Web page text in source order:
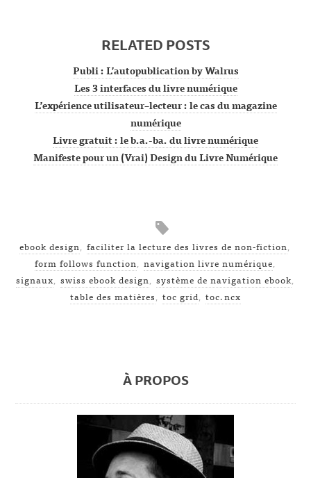
RELATED POSTS
Publi : L’autopublication by Walrus
Les 3 interfaces du livre numérique
L’expérience utilisateur–lecteur : le cas du magazine
numérique
Livre gratuit : le b.a.-ba. du livre numérique
Manifeste pour un (Vrai) Design du Livre Numérique
ebook design, faciliter la lecture des livres de non-fiction,
form follows function, navigation livre numérique,
signaux, swiss ebook design, système de navigation ebook,
table des matières, toc grid, toc.ncx
À PROPOS